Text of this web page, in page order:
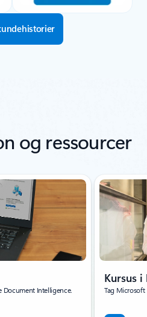
og ressourcer
Document Intelligence.
Kursus
Tag Microsoft